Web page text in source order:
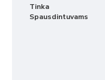
Tinka
Spausdintuvams